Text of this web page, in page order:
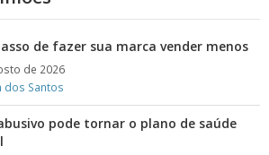
de fazer sua marca vender menos
de 2026
dos Santos
pode tornar o plano de saúde